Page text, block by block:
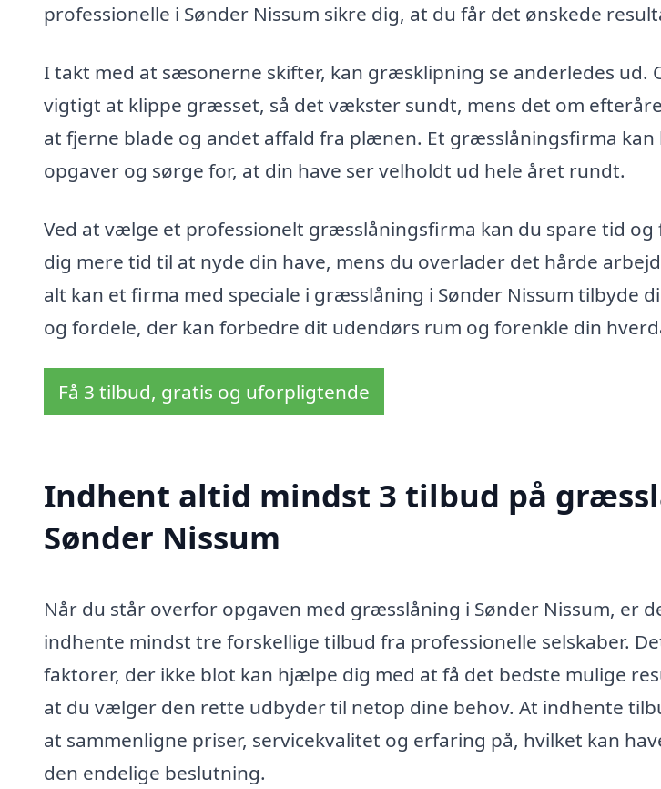
professionelle i Sønder Nissum sikre dig, at du får det ønskede
I takt med at sæsonerne skifter, kan græsklipning se anderledes ud.
vigtigt at klippe græsset, så det vækster sundt, mens det om
at fjerne blade og andet affald fra plænen. Et græsslåningsfirma kan
opgaver og sørge for, at din have ser velholdt ud hele året rundt.
Ved at vælge et professionelt græsslåningsfirma kan du spare tid
dig mere tid til at nyde din have, mens du overlader det hårde
alt kan et firma med speciale i græsslåning i Sønder Nissum tilbyde
og fordele, der kan forbedre dit udendørs rum og forenkle din
Få 3 tilbud, gratis og uforpligtende
Indhent altid mindst 3 tilbud på
Sønder Nissum
Når du står overfor opgaven med græsslåning i Sønder Nissum, er
indhente mindst tre forskellige tilbud fra professionelle selskaber.
faktorer, der ikke blot kan hjælpe dig med at få det bedste mulige
at du vælger den rette udbyder til netop dine behov. At indhente
at sammenligne priser, servicekvalitet og erfaring på, hvilket kan
den endelige beslutning.